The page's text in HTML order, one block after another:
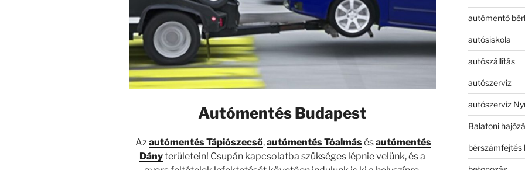
Autómentés Budapest
Azautómentés Tápiószecső,autómentés Tóalmásésautómentés
Dányterületein! Csupán kapcsolatba szükséges lépnie velünk, és a
autómentő
autósiskola
autószállítás
autószerviz
autószerviz
Balatoni
bérszámfejtés